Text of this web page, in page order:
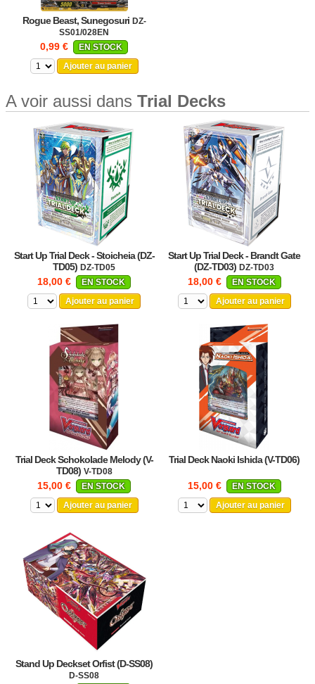
Rogue Beast, Sunegosuri DZ-
SS01/028EN
0,99 €
EN STOCK
Ajouter au panier
A voir aussi dans Trial Decks
Start Up Trial Deck - Stoicheia (DZ-
TD05) DZ-TD05
18,00 €
EN STOCK
Ajouter au panier
Start Up Trial Deck - Brandt Gate
(DZ-TD03) DZ-TD03
18,00 €
EN STOCK
Ajouter au panier
Trial Deck Schokolade Melody (V-
TD08) V-TD08
15,00 €
EN STOCK
Ajouter au panier
Trial Deck Naoki Ishida (V-TD06)
15,00 €
EN STOCK
Ajouter au panier
Stand Up Deckset Orfist (D-SS08)
D-SS08